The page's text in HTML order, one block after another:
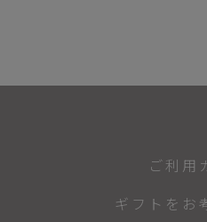
ご利用
ギフトをお